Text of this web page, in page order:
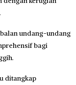
undang-undang
bagi
ditangkap